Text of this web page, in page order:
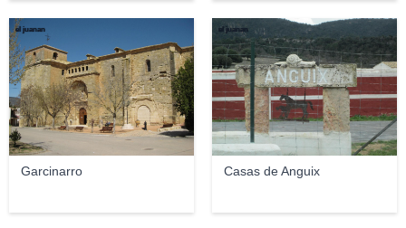
Garcinarro
el juanan
Casas de Anguix
el juanan